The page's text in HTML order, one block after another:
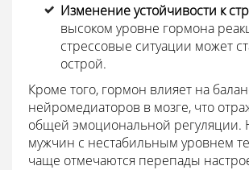
Изменение устойчивости к
высоком уровне гормона
стрессовые ситуации может
острой.
Кроме того, гормон влияет на
нейромедиаторов в мозге, что
общей эмоциональной регуляции.
мужчин с нестабильным уровнем
чаще отмечаются перепады